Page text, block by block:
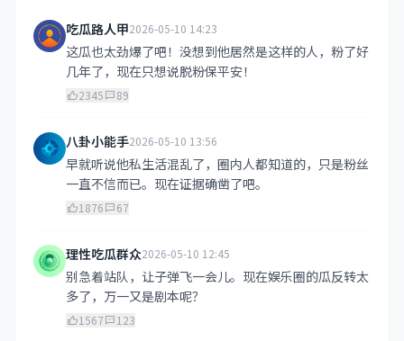
吃瓜路人甲2026-05-10 14:23
这瓜也太劲爆了吧！没想到他居然是这样的人，粉了好
几年了，现在只想说脱粉保平安！
2345 89
八卦小能手2026-05-10 13:56
早就听说他私生活混乱了，圈内人都知道的，只是粉丝
一直不信而已。现在证据确凿了吧。
1876 67
理性吃瓜群众2026-05-10 12:45
别急着站队，让子弹飞一会儿。现在娱乐圈的瓜反转太
多了，万一又是剧本呢？
1567 123